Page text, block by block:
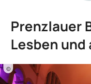
Prenzlauer
Lesben und
©